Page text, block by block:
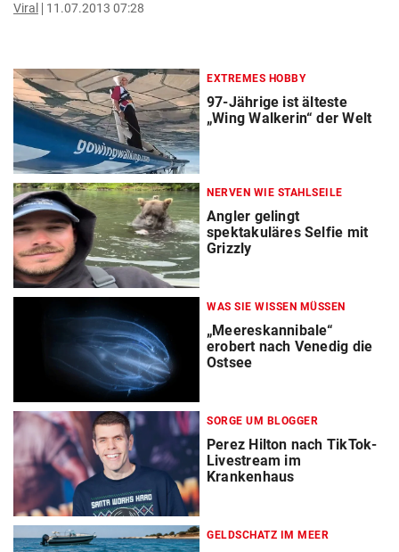
Viral 11.07.2013 07:28
EXTREMES HOBBY
97-Jährige ist älteste
„Wing Walkerin“ der Welt
NERVEN WIE STAHLSEILE
Angler gelingt
spektakuläres Selfie mit
Grizzly
WAS SIE WISSEN MÜSSEN
„Meereskannibale“
erobert nach Venedig die
Ostsee
SORGE UM BLOGGER
Perez Hilton nach TikTok-
Livestream im
Krankenhaus
GELDSCHATZ IM MEER